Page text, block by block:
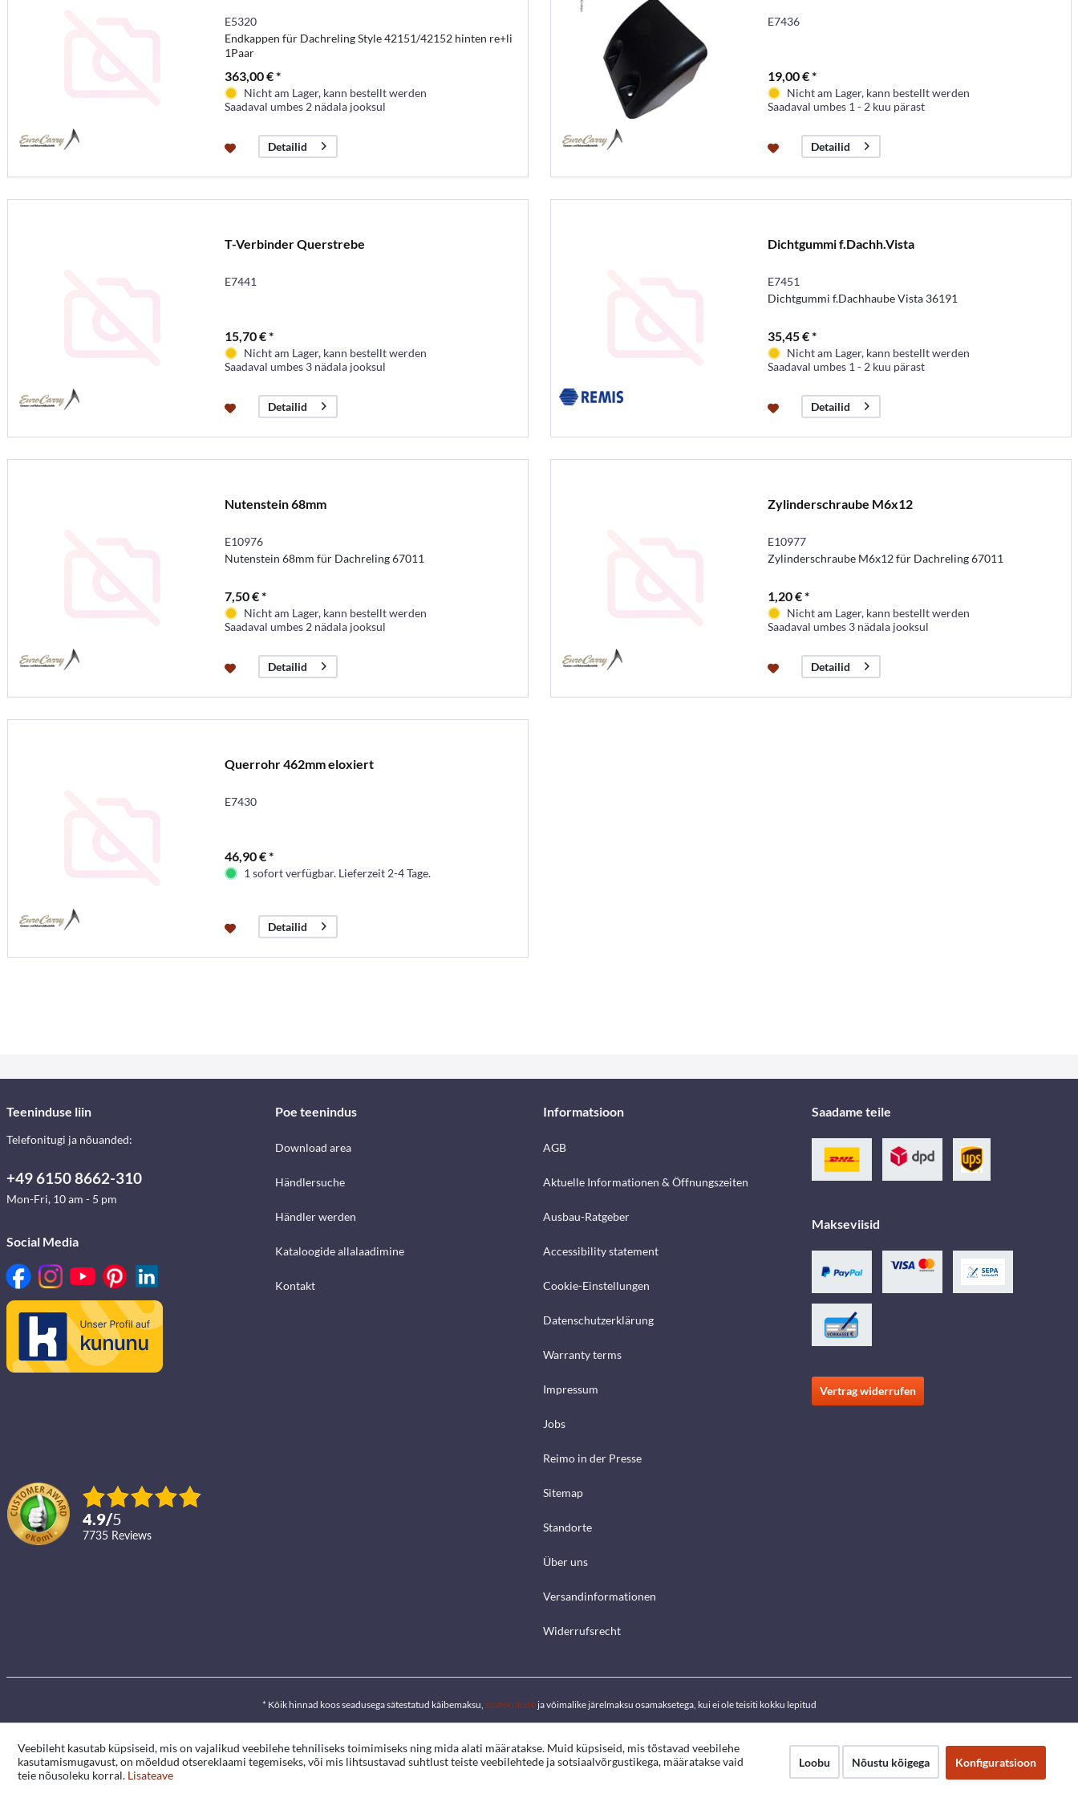
E5320
Endkappen für Dachreling Style 42151/42152 hinten re+li
1Paar
363,00 € *
Nicht am Lager, kann bestellt werden
Saadaval umbes 2 nädala jooksul
Detailid
E7436
19,00 € *
Nicht am Lager, kann bestellt werden
Saadaval umbes 1 - 2 kuu pärast
Detailid
T-Verbinder Querstrebe
E7441
15,70 € *
Nicht am Lager, kann bestellt werden
Saadaval umbes 3 nädala jooksul
Detailid
Dichtgummi f.Dachh.Vista
E7451
Dichtgummi f.Dachhaube Vista 36191
35,45 € *
Nicht am Lager, kann bestellt werden
Saadaval umbes 1 - 2 kuu pärast
Detailid
Nutenstein 68mm
E10976
Nutenstein 68mm für Dachreling 67011
7,50 € *
Nicht am Lager, kann bestellt werden
Saadaval umbes 2 nädala jooksul
Detailid
Zylinderschraube M6x12
E10977
Zylinderschraube M6x12 für Dachreling 67011
1,20 € *
Nicht am Lager, kann bestellt werden
Saadaval umbes 3 nädala jooksul
Detailid
Querrohr 462mm eloxiert
E7430
46,90 € *
1 sofort verfügbar. Lieferzeit 2-4 Tage.
Detailid
Teeninduse liin
Telefonitugi ja nõuanded:
+49 6150 8662-310
Mon-Fri, 10 am - 5 pm
Social Media
4.9/5
7735 reviews
Poe teenindus
Download area
Händlersuche
Händler werden
Kataloogide allalaadimine
Kontakt
Informatsioon
AGB
Aktuelle Informationen & Öffnungszeiten
Ausbau-Ratgeber
Accessibility statement
Cookie-Einstellungen
Datenschutzerklärung
Warranty terms
Impressum
Jobs
Reimo in der Presse
Sitemap
Standorte
Über uns
Versandinformationen
Widerrufsrecht
Saadame teile
Makseviisid
Vertrag widerrufen
* Kõik hinnad koos seadusega sätestatud käibemaksu, saatekuludeja võimalike järelmaksu osamaksetega, kui ei ole teisiti kokku lepitud
Veebileht kasutab küpsiseid, mis on vajalikud veebilehe tehniliseks toimimiseks ning mida alati määratakse. Muid küpsiseid, mis tõstavad veebilehe
kasutamismugavust, on mõeldud otsereklaami tegemiseks, või mis lihtsustavad suhtlust teiste veebilehtede ja sotsiaalvõrgustikega, määratakse vaid
teie nõusoleku korral. Lisateave
Loobu Nõustu kõigega Konfiguratsioon